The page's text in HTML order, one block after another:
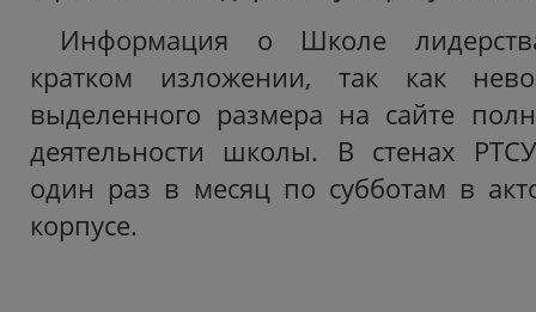
Информация о Школе
кратком изложении, так как
выделенного размера на сайте
деятельности школы. В стенах
один раз в месяц по субботам в
корпусе.